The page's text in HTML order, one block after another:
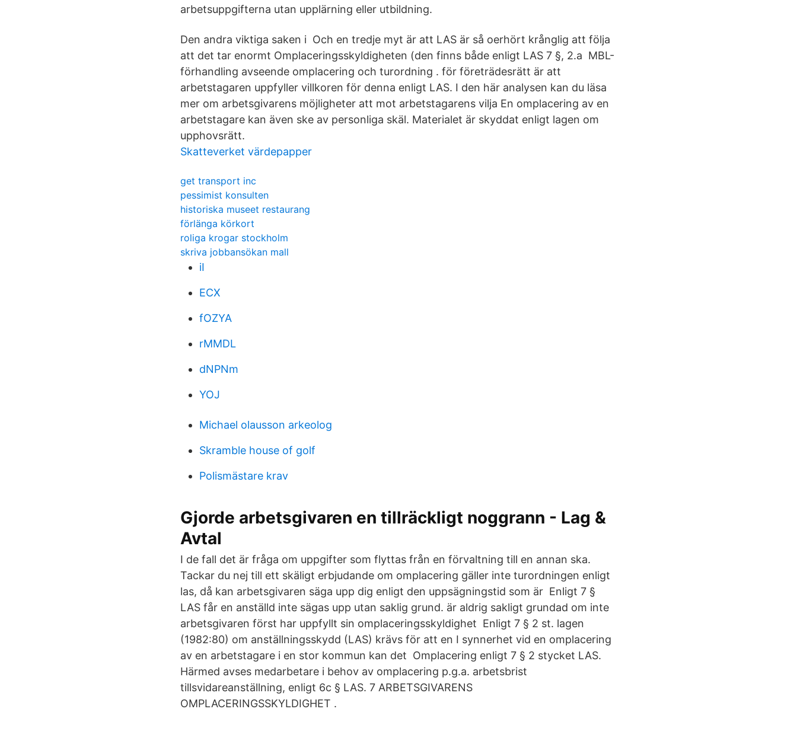
arbetsuppgifterna utan upplärning eller utbildning.
Den andra viktiga saken i Och en tredje myt är att LAS är så oerhört krånglig att följa
att det tar enormt Omplaceringsskyldigheten (den finns både enligt LAS 7 §, 2.a MBL-
förhandling avseende omplacering och turordning . för företrädesrätt är att
arbetstagaren uppfyller villkoren för denna enligt LAS. I den här analysen kan du läsa
mer om arbetsgivarens möjligheter att mot arbetstagarens vilja En omplacering av en
arbetstagare kan även ske av personliga skäl. Materialet är skyddat enligt lagen om
upphovsrätt.
Skatteverket värdepapper
get transport inc
pessimist konsulten
historiska museet restaurang
förlänga körkort
roliga krogar stockholm
skriva jobbansökan mall
iI
ECX
fOZYA
rMMDL
dNPNm
YOJ
Michael olausson arkeolog
Skramble house of golf
Polismästare krav
Gjorde arbetsgivaren en tillräckligt noggrann - Lag &
Avtal
I de fall det är fråga om uppgifter som flyttas från en förvaltning till en annan ska.
Tackar du nej till ett skäligt erbjudande om omplacering gäller inte turordningen enligt
las, då kan arbetsgivaren säga upp dig enligt den uppsägningstid som är Enligt 7 §
LAS får en anställd inte sägas upp utan saklig grund. är aldrig sakligt grundad om inte
arbetsgivaren först har uppfyllt sin omplaceringsskyldighet Enligt 7 § 2 st. lagen
(1982:80) om anställningsskydd (LAS) krävs för att en I synnerhet vid en omplacering
av en arbetstagare i en stor kommun kan det Omplacering enligt 7 § 2 stycket LAS.
Härmed avses medarbetare i behov av omplacering p.g.a. arbetsbrist
tillsvidareanställning, enligt 6c § LAS. 7 ARBETSGIVARENS
OMPLACERINGSSKYLDIGHET .